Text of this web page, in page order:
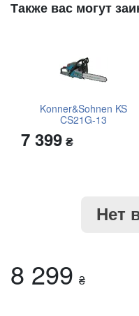
Также вас могут
Konner&Sohnen KS
CS21G-13
7 399₴
Нет
8 299₴